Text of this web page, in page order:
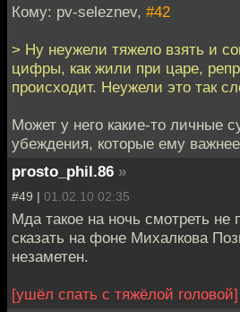
Кому: pv-seleznev, #42
> Ну неужели тяжело взять и
цифры, как жили при царе,
происходит. Неужели это так
Может у него какие-то личные
убеждения, которые ему
prosto_phil.86 »
#49 | 01.02.10 02:35
Мда такое на ночь смотреть не
сказать на фоне Михалкова
незаметен.
[ушёл спать с тяжёлой головой]